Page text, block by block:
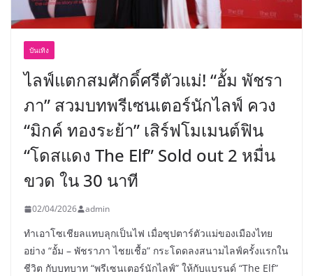
บันเทิง
ไลฟ์แตกสมศักดิ์ศรีตัวแม่! “อั้ม พัชรา
ภา” สวมบทพรีเซนเตอร์นักไลฟ์ ควง
“มิกค์ ทองระย้า” เสิร์ฟโมเมนต์ฟิน
“โดสแดง The Elf” Sold out 2 หมื่น
ขวด ใน 30 นาที
02/04/2026 admin
ทำเอาโซเชียลแทบลุกเป็นไฟ เมื่อซุปตาร์ตัวแม่ของเมืองไทย
อย่าง “อั้ม – พัชราภา ไชยเชื้อ” กระโดดลงสนามไลฟ์ครั้งแรกใน
ชีวิต กับบทบาท “พรีเซนเตอร์นักไลฟ์” ให้กับแบรนด์ “The Elf”